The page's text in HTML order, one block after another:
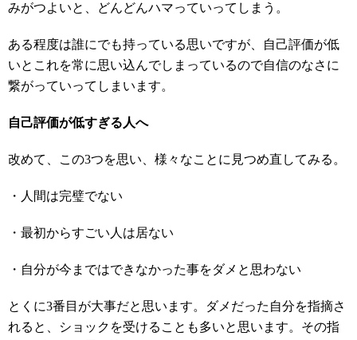
みがつよいと、どんどんハマっていってしまう。
ある程度は誰にでも持っている思いですが、自己評価が低
いとこれを常に思い込んでしまっているので自信のなさに
繋がっていってしまいます。
自己評価が低すぎる人へ
改めて、この3つを思い、様々なことに見つめ直してみる。
・人間は完璧でない
・最初からすごい人は居ない
・自分が今まではできなかった事をダメと思わない
とくに3番目が大事だと思います。ダメだった自分を指摘さ
れると、ショックを受けることも多いと思います。その指